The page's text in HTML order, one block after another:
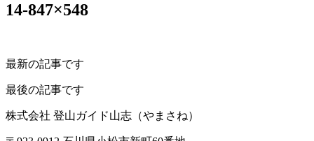
14-847×548
最新の記事です
最後の記事です
株式会社 登山ガイド山志（やまさね）